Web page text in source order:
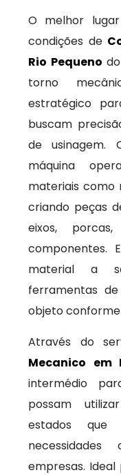
O melhor
condições de
Rio Pequeno
torno
estratégico
buscam
de usinagem.
máquina
materiais como
criando peças
eixos,
componentes.
material a
ferramentas
objeto
Através do
Mecanico em
intermédio
possam
estados
empresas.